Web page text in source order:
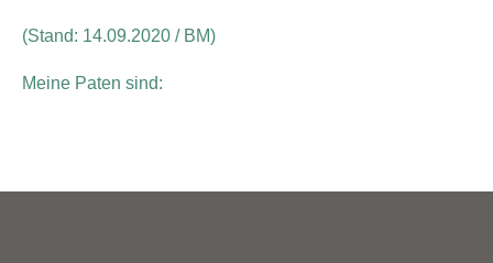
(Stand: 14.09.2020 / BM)
Meine Paten sind: